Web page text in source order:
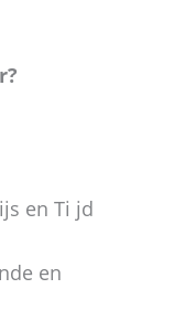
en Ti jd
en